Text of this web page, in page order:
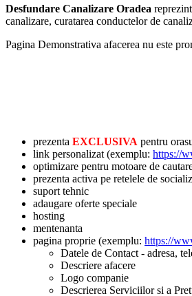
Desfundare Canalizare Oradea
canalizare, curatarea conductelor de
Pagina Demonstrativa afacerea nu este
prezenta EXCLUSIVA pentru
link personalizat (exemplu: https://
optimizare pentru motoare de
prezenta activa pe retelele de
suport tehnic
adaugare oferte speciale
hosting
mentenanta
pagina proprie (exemplu: https://
Datele de Contact - adresa,
Descriere afacere
Logo companie
Descrierea Serviciilor si a